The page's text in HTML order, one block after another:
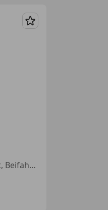
Merken
Allrad, Sportpaket, Elektrische Sitze, Sportsitze, Sitzheizung, Scheckheftgepflegt, Notbremsassistent, Beifahrerairbag